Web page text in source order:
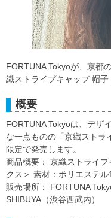
FORTUNA Tokyoが、京都
織ストライプキャップ 帽子
概要
FORTUNA Tokyoは、デザ
な一点ものの「京織ストラ
限定で発売します。
商品概要： 京織ストライ
クス＞ 素材：ポリエステ
販売場所： FORTUNA
SHIBUYA（渋谷西武内）